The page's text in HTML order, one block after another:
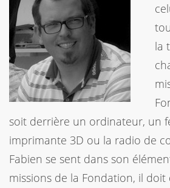
la
soit derrière un ordinateur, un
imprimante 3D ou la radio de
Fabien se sent dans son
missions de la Fondation, il doit